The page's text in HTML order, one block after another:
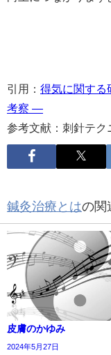
引用： 得気に関す
考察 ―
参考文献：刺針テ
鍼灸治療とはの関
皮膚のかゆみ
2024年5月27日